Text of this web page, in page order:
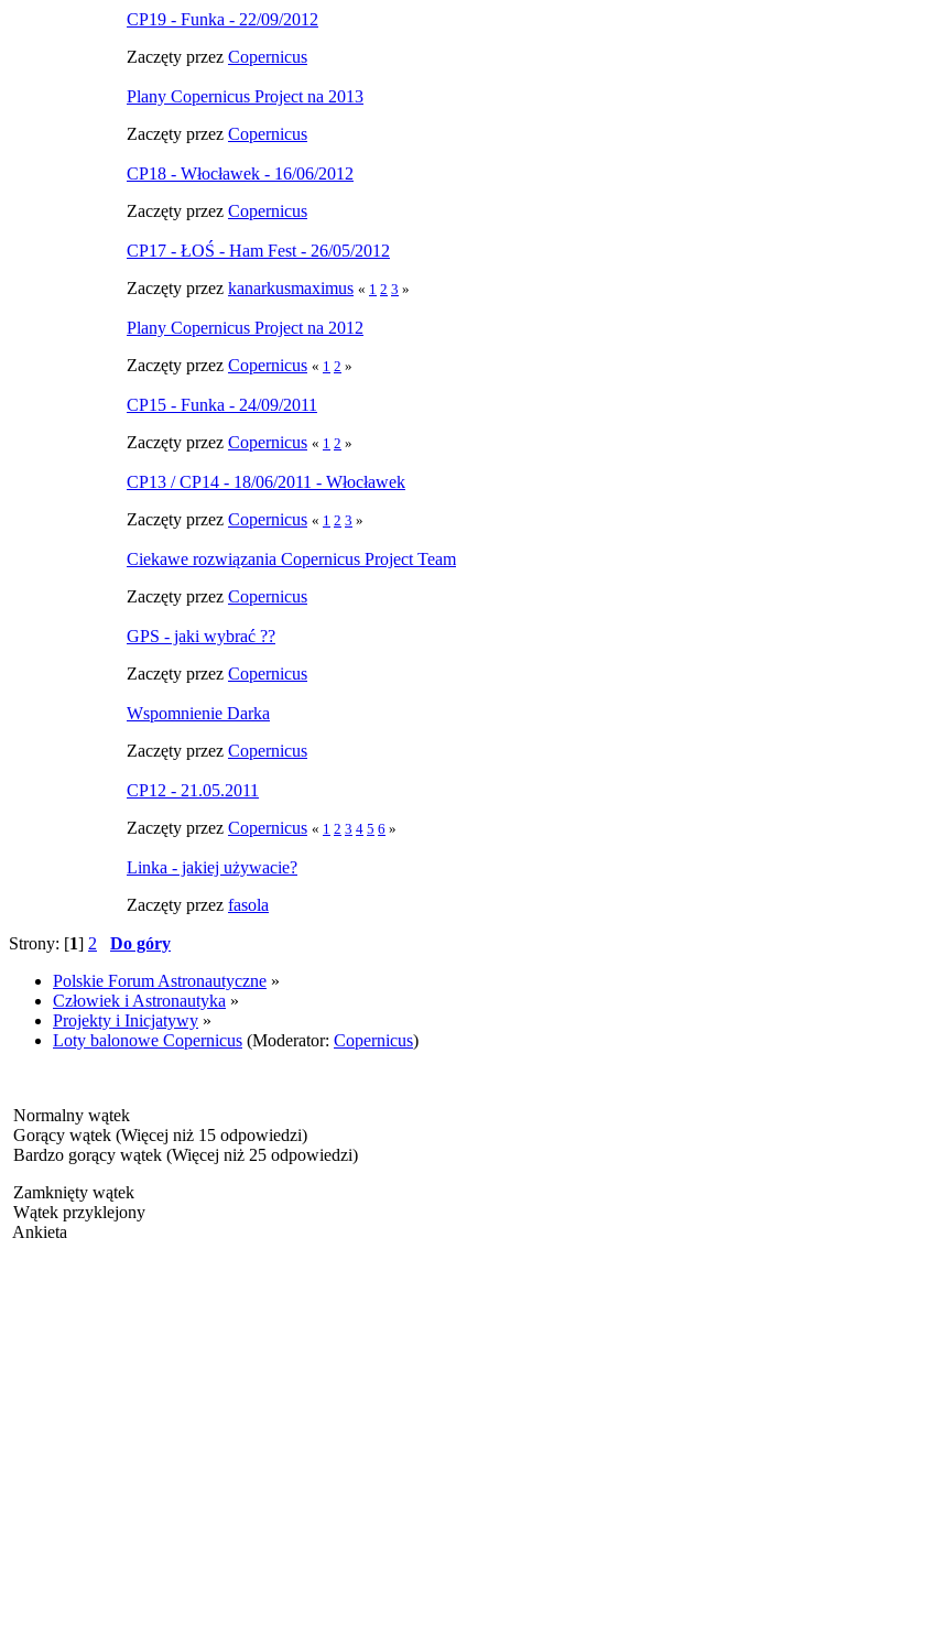
CP19 - Funka - 22/09/2012
Zaczęty przez Copernicus
Plany Copernicus Project na 2013
Zaczęty przez Copernicus
CP18 - Włocławek - 16/06/2012
Zaczęty przez Copernicus
CP17 - ŁOŚ - Ham Fest - 26/05/2012
Zaczęty przez kanarkusmaximus « 1 2 3 »
Plany Copernicus Project na 2012
Zaczęty przez Copernicus « 1 2 »
CP15 - Funka - 24/09/2011
Zaczęty przez Copernicus « 1 2 »
CP13 / CP14 - 18/06/2011 - Włocławek
Zaczęty przez Copernicus « 1 2 3 »
Ciekawe rozwiązania Copernicus Project Team
Zaczęty przez Copernicus
GPS - jaki wybrać ??
Zaczęty przez Copernicus
Wspomnienie Darka
Zaczęty przez Copernicus
CP12 - 21.05.2011
Zaczęty przez Copernicus « 1 2 3 4 5 6 »
Linka - jakiej używacie?
Zaczęty przez fasola
Strony: [1] 2
Do góry
Polskie Forum Astronautyczne »
Człowiek i Astronautyka »
Projekty i Inicjatywy »
Loty balonowe Copernicus (Moderator: Copernicus)
Normalny wątek
Gorący wątek (Więcej niż 15 odpowiedzi)
Bardzo gorący wątek (Więcej niż 25 odpowiedzi)
Zamknięty wątek
Wątek przyklejony
Ankieta